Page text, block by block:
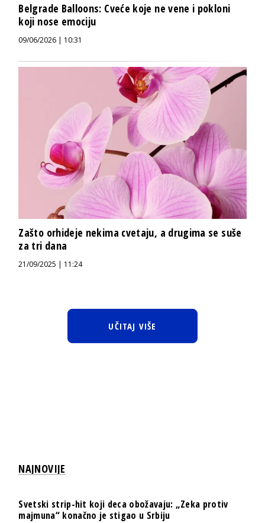
Belgrade Balloons: Cveće koje ne vene i pokloni
koji nose emociju
09/06/2026 | 10:31
Zašto orhideje nekima cvetaju, a drugima se suše
za tri dana
21/09/2025 | 11:24
UČITAJ VIŠE
NAJNOVIJE
Svetski strip-hit koji deca obožavaju: „Zeka protiv
majmuna“ konačno je stigao u Srbiju